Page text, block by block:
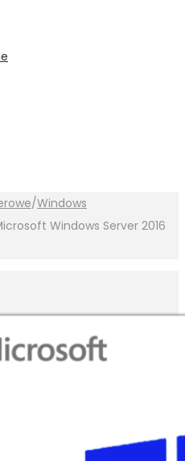
/Windows
Windows Server 2016